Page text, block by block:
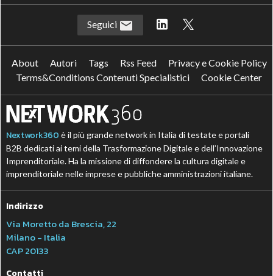
Seguici
About Autori Tags Rss Feed
Privacy e Cookie Policy
Terms&Conditions Contenuti Specialistici
Cookie Center
Nextwork360 è il più grande network in Italia di testate e portali
B2B dedicati ai temi della Trasformazione Digitale e dell’Innovazione
Imprenditoriale. Ha la missione di diffondere la cultura digitale e
imprenditoriale nelle imprese e pubbliche amministrazioni italiane.
Indirizzo
Via Moretto da Brescia, 22
Milano - Italia
CAP 20133
Contatti